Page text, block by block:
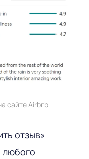
сайте Airbnb
отзыв»
любого